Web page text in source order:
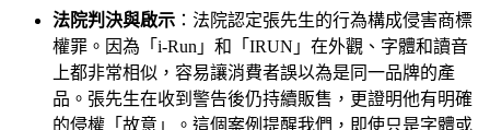
法院判決與啟示 ：法院認定張先生的行為構成侵害商標
權罪。因為「i-Run」和「IRUN」在外觀、字體和讀音
上都非常相似，容易讓消費者誤以為是同一品牌的產
品。張先生在收到警告後仍持續販售，更證明他有明確
的侵權「故意」。這個案例提醒我們，即使只是字體或